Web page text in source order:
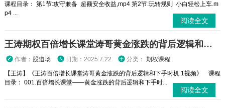
课程目录： 第1节:攻守兼备 超额安全收益,mp4 第2节:玩转规则 小白轻松上车.m
p4 ...
阅读全文
王涛期权百倍增长课堂涛哥黄金涨跌的背后逻辑和下手时机 1视频
作者： 股道场 日期：2025.7.22 分类： 期权课程
【王涛】《王涛百倍增长课堂涛哥黄金涨跌的背后逻辑和下手时机 1视频》 课程
目录： 001.百倍增长课堂——黄金涨跌的背后逻辑和下手时...
阅读全文